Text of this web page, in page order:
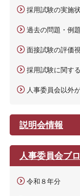
採用試験の実施
過去の問題・例題
面接試験の評価
採用試験に関す
人事委員会以外
説明会情報
人事委員会ブ
令和８年分